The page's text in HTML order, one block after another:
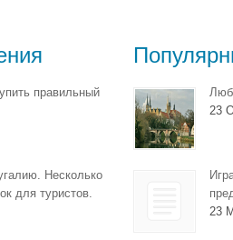
правильный
Несколько
для туристов.
23
23